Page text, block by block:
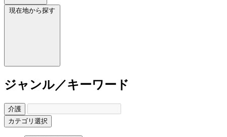
現在地から探す
ジャンル／キーワード
介護
カテゴリ選択